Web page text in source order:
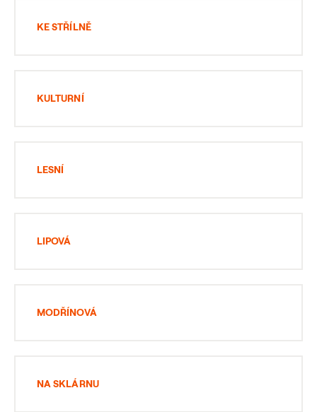
KE STŘÍLNĚ
KULTURNÍ
LESNÍ
LIPOVÁ
MODŘÍNOVÁ
NA SKLÁRNU